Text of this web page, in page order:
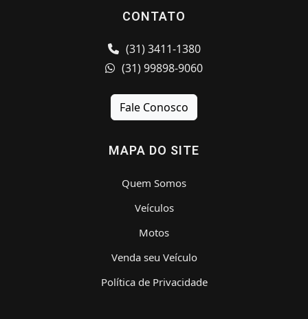
CONTATO
(31) 3411-1380
(31) 99898-9060
Fale Conosco
MAPA DO SITE
Quem Somos
Veículos
Motos
Venda seu Veículo
Política de Privacidade